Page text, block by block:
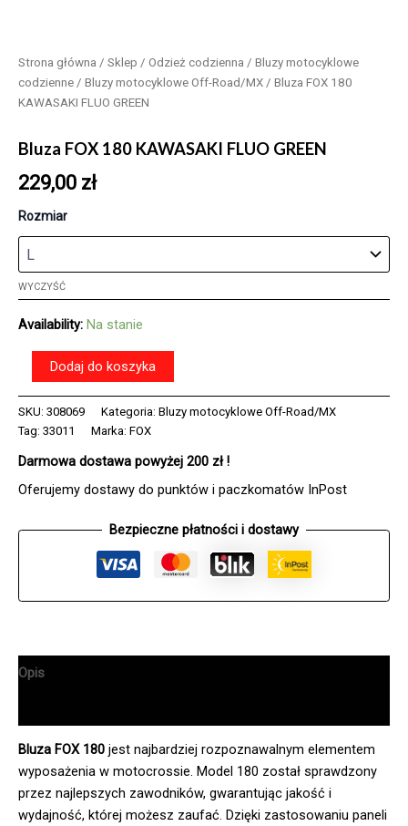
Strona główna / Sklep / Odzież codzienna / Bluzy motocyklowe
codzienne / Bluzy motocyklowe Off-Road/MX / Bluza FOX 180
KAWASAKI FLUO GREEN
Bluza FOX 180 KAWASAKI FLUO GREEN
229,00 zł
Rozmiar
WYCZYŚĆ
Availability: Na stanie
FOX
180
KAWASAKI
GREEN
Dodaj do koszyka
SKU: 308069 Kategoria: Bluzy motocyklowe Off-Road/MX
Tag: 33011 Marka: FOX
Darmowa dostawa powyżej 200 zł !
Oferujemy dostawy do punktów i paczkomatów InPost
Bezpieczne płatności i dostawy
Opis
Bluza FOX 180 jest najbardziej rozpoznawalnym elementem
wyposażenia w motocrossie. Model 180 został sprawdzony
przez najlepszych zawodników, gwarantując jakość i
wydajność, której możesz zaufać. Dzięki zastosowaniu paneli